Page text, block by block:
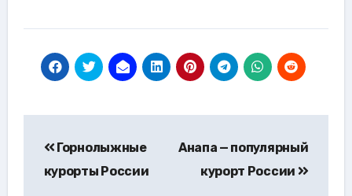
по
записям
Горнолыжные
курорты России
Анапа — популярный
курорт России